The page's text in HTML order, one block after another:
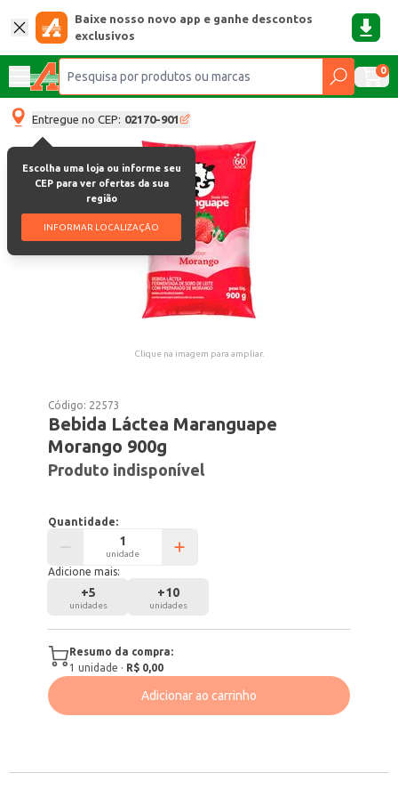
Baixe nosso novo app e ganhe descontos
exclusivos
0
Entregue no CEP: 02170-901
Escolha uma loja ou informe seu
CEP para ver ofertas da sua
região
INFORMAR LOCALIZAÇÃO
Clique na imagem para ampliar.
Código: 22573
Bebida Láctea Maranguape
Morango 900g
Produto indisponível
Quantidade:
unidade
Adicione mais:
+5
unidades
+10
unidades
Resumo da compra:
1 unidade · R$ 0,00
Adicionar ao carrinho